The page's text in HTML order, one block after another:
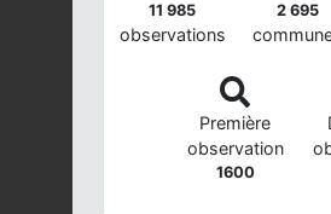
11 985
observations
2 695
Première
observation
1600